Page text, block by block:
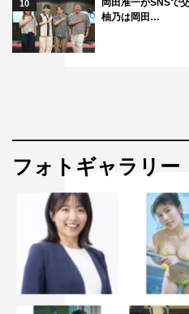
10
柚乃は岡田…
フォトギャラリー